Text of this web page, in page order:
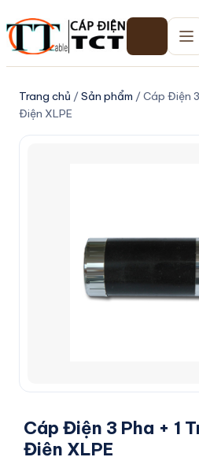
Trang chủ /Sản phẩm / Cáp Điện 3
Điện XLPE
Cáp Điện 3 Pha + 1
Điện XLPE